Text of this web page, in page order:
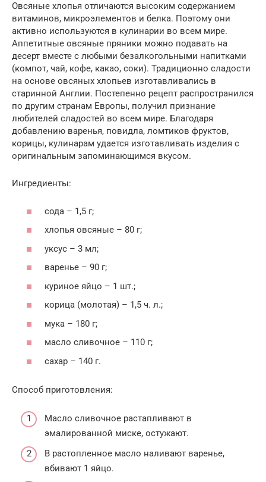
Овсяные хлопья отличаются высоким содержанием
витаминов, микроэлементов и белка. Поэтому они
активно используются в кулинарии во всем мире.
Аппетитные овсяные пряники можно подавать на
десерт вместе с любыми безалкогольными напитками
(компот, чай, кофе, какао, соки). Традиционно сладости
на основе овсяных хлопьев изготавливались в
старинной Англии. Постепенно рецепт распространился
по другим странам Европы, получил признание
любителей сладостей во всем мире. Благодаря
добавлению варенья, повидла, ломтиков фруктов,
корицы, кулинарам удается изготавливать изделия с
оригинальным запоминающимся вкусом.
Ингредиенты:
сода – 1,5 г;
хлопья овсяные – 80 г;
уксус – 3 мл;
варенье – 90 г;
куриное яйцо – 1 шт.;
корица (молотая) – 1,5 ч. л.;
мука – 180 г;
масло сливочное – 110 г;
сахар – 140 г.
Способ приготовления:
Масло сливочное растапливают в
эмалированной миске, остужают.
В растопленное масло наливают варенье,
вбивают 1 яйцо.